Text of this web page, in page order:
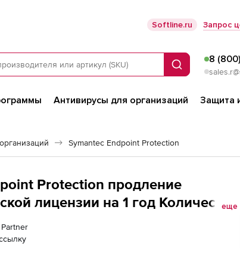
Softline.ru Запрос
Поиск
8
Антивирусы для организаций Защита
Symantec Endpoint Protection
Protection продление
лицензии на 1 год Количество
еще